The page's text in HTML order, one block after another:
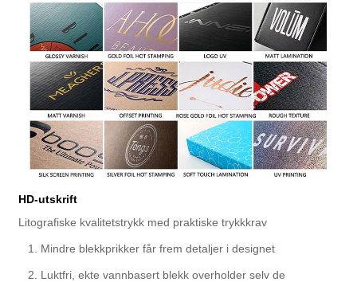
HD-utskrift
Litografiske kvalitetstrykk med praktiske trykkkrav
1. Mindre blekkprikker får frem detaljer i designet
2. Luktfri, ekte vannbasert blekk overholder selv de